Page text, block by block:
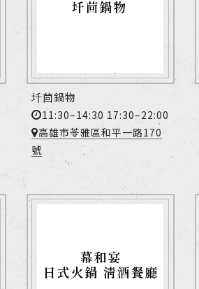
圲茴鍋物
11:30–14:30 17:30–22:00
高雄市苓雅區和平一路170
號